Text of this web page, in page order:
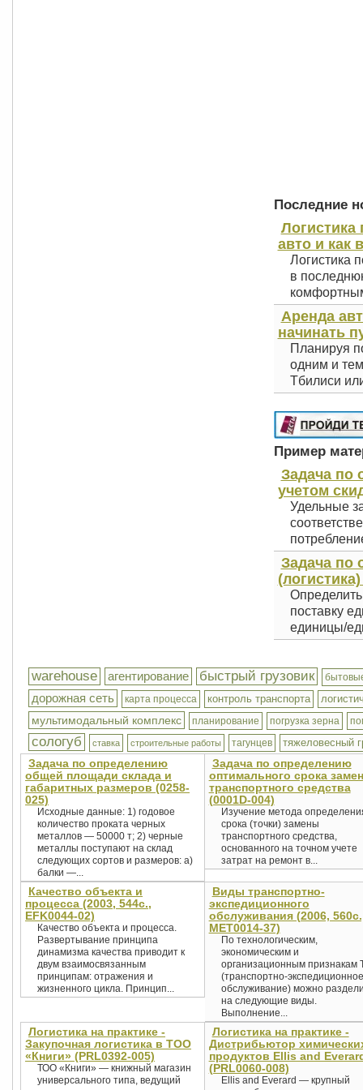
Последние
Логистика
авто и как
Логистика
в
Аренда
начинать
Планируя
одним и
Тбилиси
Пример
Задача по
учетом
Удельные
Задача по
поставку
единицы/
warehouse агентирование быстрый грузовик
дорожная сеть карта процесса контроль транспорта
мультимодальный комплекс планирование погрузка зерна
сологуб ставка строительные работы тагунцев тяжеловесный
Задача по определению
общей площади склада и
габаритных размеров (0258-
025)
Исходные данные: 1) годовое
количество проката черных
металлов — 50000 т; 2) черные
металлы поступают на склад
следующих сортов и размеров: а)
балки —...
Задача по определению
оптимального срока
транспортного средства
(0001D-004)
Изучение метода
срока (точки) замены
транспортного средства,
основанного на точном учете
затрат на ремонт в...
Качество объекта и
процесса (2003, 544c.,
EFK0044-02)
Качество объекта и процесса.
Развертывание принципа
динамизма качества приводит к
двум взаимосвязанным
принципам: отражения и
жизненного цикла. Принцип...
Виды транспортно-
экспедиционного
обслуживания (2006,
MET0014-37)
По технологическим,
экономическим и
организационным признакам
(транспортно-экспедиционное
обслуживание) можно
на следующие виды.
Выполнение...
Логистика на практике -
Закупочная логистика в ТОО
«Книги» (PRL0392-005)
ТОО «Книги» — книжный магазин
универсального типа, ведущий
Логистика на практике -
Дистрибьютор
продуктов Ellis and
(PRL0060-008)
Ellis and Everard — крупный